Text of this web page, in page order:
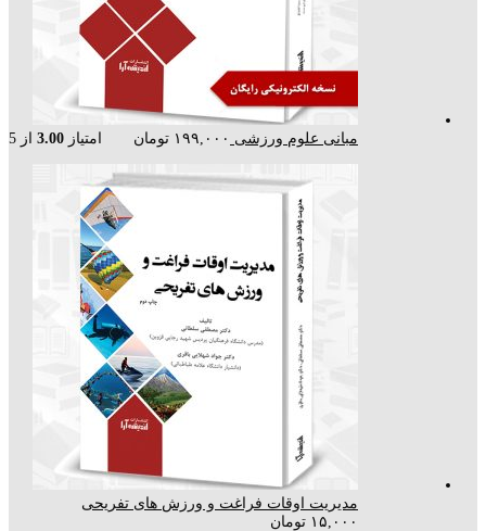
مبانی علوم ورزشی امتیاز 3.00 از 5 ۱۹۹,۰۰۰ تومان
مدیریت اوقات فراغت و ورزش های تفریحی
۱۵,۰۰۰ تومان